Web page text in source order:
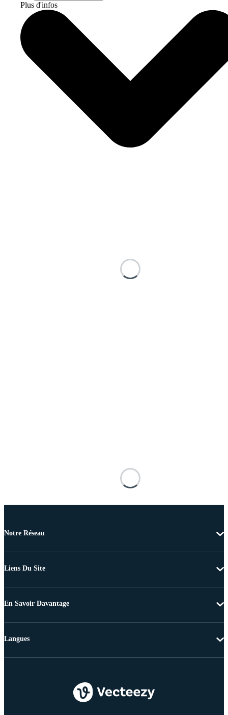
Plus d'infos
Notre Réseau
Liens Du Site
En Savoir Davantage
Langues